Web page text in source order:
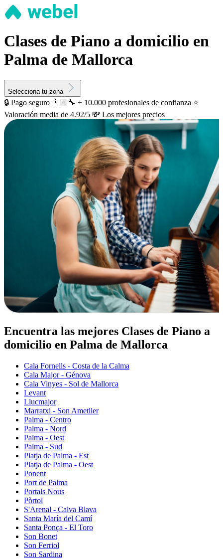
Clases de Piano a domicilio en
Palma de Mallorca
Selecciona tu zona
🔒 Pago seguro 👨🏼‍🔧 + 10.000 profesionales de confianza ⭐️
Valoración media de 4.92/5 💸 Los mejores precios
Encuentra las mejores Clases de Piano a
domicilio en Palma de Mallorca
Cala Fornells - Costa de la Calma
Cala Major - Génova
Cala Vinyes - Sol de Mallorca
Levant
Llucmajor
Marratxi - Son Ametller
Palma - Centro
Palma - Nord
Palma - Oest
Palma - Sud
Platja de Palma - Est
Platja de Palma - Oest
Ponent
Port de Palma
Portals Nous
Pòrtol
S'Arenal - Calva Blava
Santa María del Camí
Santa Ponça - El Toro
Son Bonet
Son Ferriol
Son Sardina